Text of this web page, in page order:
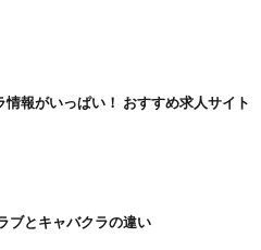
情報がいっぱい！ おすすめ求人サイト
ブとキャバクラの違い